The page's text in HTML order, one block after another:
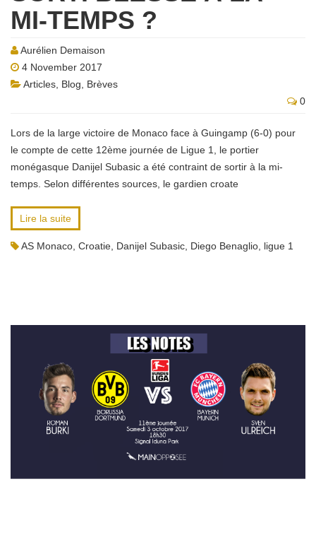
MI-TEMPS ?
Aurélien Demaison
4 November 2017
Articles Blog
Brèves
0
Lors de la large victoire de Monaco face à Guingamp (6-0) pour
le compte de cette 12ème journée de Ligue 1, le portier
monégasque Danijel Subasic a été contraint de sortir à la mi-
temps. Selon différentes sources, le gardien croate
Lire la suite
AS Monaco Croatie Danijel Subasic Diego Benaglio ligue 1